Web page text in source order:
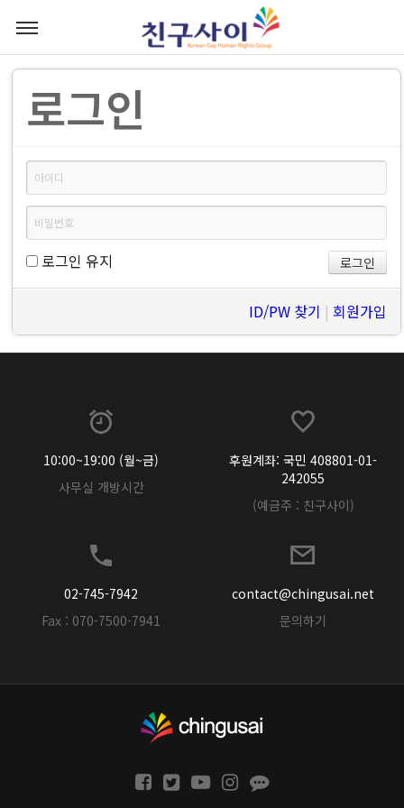
로그인
로그인 유지
ID/PW 찾기 | 회원가입
10:00~19:00 (월~금)
사무실 개방시간
후원계좌: 국민 408801-01-
242055
(예금주 : 친구사이)
02-745-7942
Fax : 070-7500-7941
contact@chingusai.net
문의하기